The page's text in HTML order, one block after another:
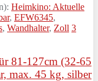
Heimkino: Aktuelle
, EFW6345,
, Wandhalter, Zoll 3
81-127cm (32-65
max. 45 kg, silber